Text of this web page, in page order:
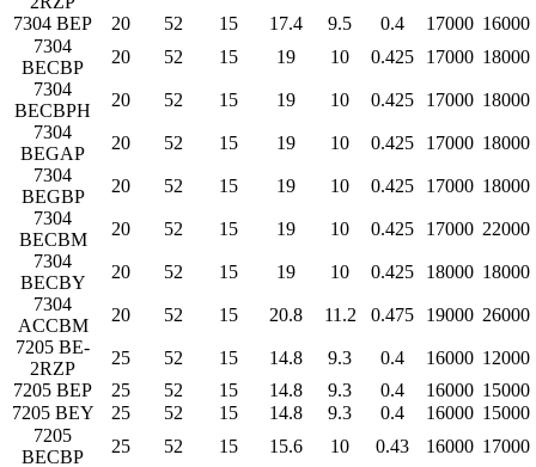
7304 BEP
20 52 15 17.4 9.5 0.4 17000 16000
7304
BECBP
20 52 15 19 10 0.425 17000 18000
7304
BECBPH
20 52 15 19 10 0.425 17000 18000
7304
BEGAP
20 52 15 19 10 0.425 17000 18000
7304
BEGBP
20 52 15 19 10 0.425 17000 18000
7304
BECBM
20 52 15 19 10 0.425 17000 22000
7304
BECBY
20 52 15 19 10 0.425 18000 18000
7304
ACCBM
20 52 15 20.8 11.2 0.475 19000 26000
7205 BE-
2RZP
25 52 15 14.8 9.3 0.4 16000 12000
7205 BEP
25 52 15 14.8 9.3 0.4 16000 15000
7205 BEY
25 52 15 14.8 9.3 0.4 16000 15000
7205
BECBP
25 52 15 15.6 10 0.43 16000 17000